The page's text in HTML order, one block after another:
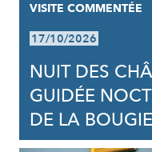
VISITE COMMENTÉE
17/10/2026
NUIT DES
GUIDÉE
DE LA